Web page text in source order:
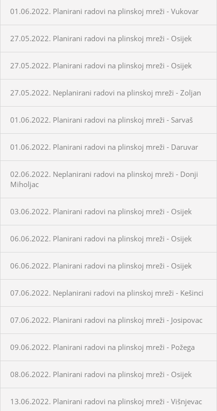
01.06.2022. Planirani radovi na plinskoj mreži - Vukovar
27.05.2022. Planirani radovi na plinskoj mreži - Osijek
27.05.2022. Planirani radovi na plinskoj mreži - Osijek
27.05.2022. Neplanirani radovi na plinskoj mreži - Zoljan
01.06.2022. Planirani radovi na plinskoj mreži - Sarvaš
01.06.2022. Planirani radovi na plinskoj mreži - Daruvar
02.06.2022. Neplanirani radovi na plinskoj mreži - Donji
Miholjac
03.06.2022. Planirani radovi na plinskoj mreži - Osijek
06.06.2022. Planirani radovi na plinskoj mreži - Osijek
06.06.2022. Planirani radovi na plinskoj mreži - Osijek
07.06.2022. Neplanirani radovi na plinskoj mreži - Kešinci
07.06.2022. Planirani radovi na plinskoj mreži - Josipovac
09.06.2022. Planirani radovi na plinskoj mreži - Požega
08.06.2022. Planirani radovi na plinskoj mreži - Osijek
13.06.2022. Planirani radovi na plinskoj mreži - Višnjevac